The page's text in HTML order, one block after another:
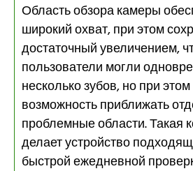
Область обзора камеры
широкий охват, при этом
достаточный увеличением,
пользователи могли
несколько зубов, но при
возможность приближать
проблемные области. Такая
делает устройство
быстрой ежедневной